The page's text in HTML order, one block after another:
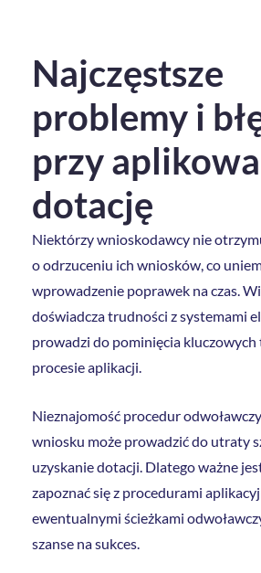
Najczęstsze
problemy i
przy
dotację
Niektórzy wnioskodawcy nie
o odrzuceniu ich wniosków, co
wprowadzenie poprawek na czas.
doświadcza trudności z systemami
prowadzi do pominięcia
procesie aplikacji.
Nieznajomość procedur
wniosku może prowadzić do utraty
uzyskanie dotacji. Dlatego ważne
zapoznać się z procedurami
ewentualnymi ścieżkami
szanse na sukces.